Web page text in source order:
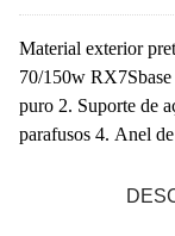
Material exterior
70/150w
puro 2. Suporte de
parafusos 4. Anel